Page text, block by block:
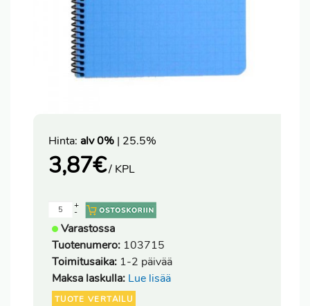
Hinta: alv 0% | 25.5%
3,87€/ KPL
-
+
Varastossa
Tuotenumero: 103715
Toimitusaika: 1-2 päivää
Maksa laskulla: Lue lisää
TUOTE VERTAILU